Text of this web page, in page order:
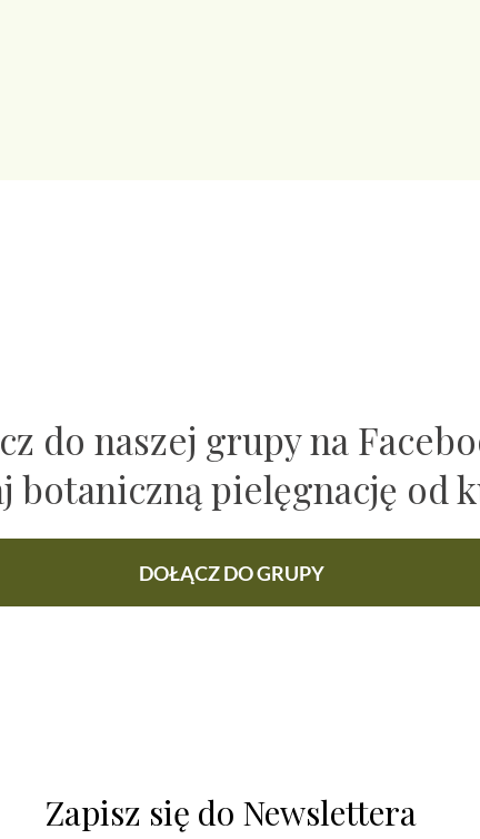
do naszej grupy na
botaniczną pielęgnację od
DOŁĄCZ DO GRUPY
Zapisz się do Newslettera